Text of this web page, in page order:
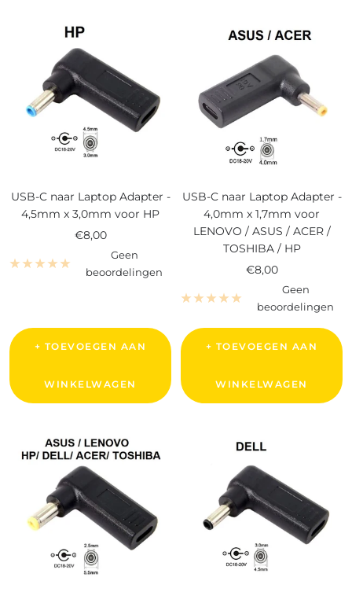
USB-C naar Laptop Adapter -
4,5mm x 3,0mm voor HP
Verkoopprijs
€8,00
Geen
beoordelingen
+ TOEVOEGEN AAN
WINKELWAGEN
USB-C naar Laptop Adapter -
4,0mm x 1,7mm voor
LENOVO / ASUS / ACER /
TOSHIBA / HP
Verkoopprijs
€8,00
Geen
beoordelingen
+ TOEVOEGEN AAN
WINKELWAGEN